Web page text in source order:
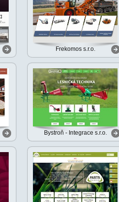
Frekomos s.r.o.
Bystroň - Integrace s.r.o.